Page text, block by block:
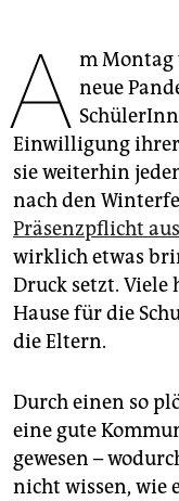
abo
genossenschaft
epaper login
A m Montag
neue
Einwilligung ihrer
sie weiterhin
nach den
Präsenzpflicht
wirklich etwas
Druck setzt. Viele
Hause für die
die Eltern.
Durch einen so
eine gute
gewesen –
nicht wissen, wie